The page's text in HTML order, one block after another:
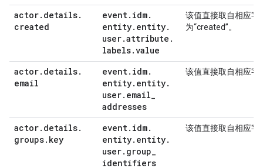
actor. details.
created
event. idm.
entity. entity.
user.attribute .
labels.value
该值直接取自相应字
为“created”。
actor. details.
email
event. idm.
entity. entity.
user. email_
addresses
该值直接取自相应字
actor. details.
groups. key
event. idm.
entity. entity.
user. group_
identifiers
该值直接取自相应字